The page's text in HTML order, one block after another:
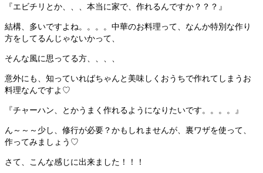
『エビチリとか、、、本当に家で、作れるんですか？？？』
結構、多いですよね。。。。中華のお料理って、なんか特別な作り
方をしてるんじゃないかって、
そんな風に思ってる方、、、、
意外にも、知っていればちゃんと美味しくおうちで作れてしまうお
料理なんですよ♡
『チャーハン、とかうまく作れるようになりたいです。。。。』
ん～～～少し、修行が必要？かもしれませんが、裏ワザを使って、
作ってみましょう♡
さて、こんな感じに出来ました！！！